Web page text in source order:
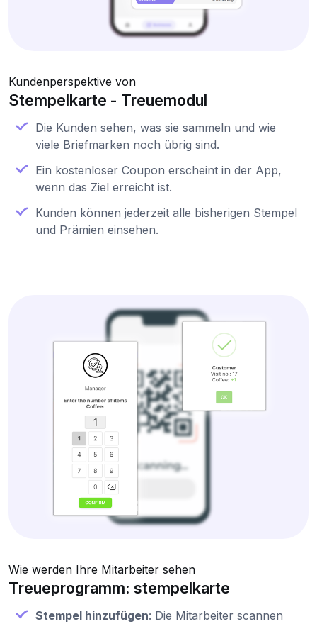
Kundenperspektive von
Stempelkarte - Treuemodul
Die Kunden sehen, was sie sammeln und wie
viele Briefmarken noch übrig sind.
Ein kostenloser Coupon erscheint in der App,
wenn das Ziel erreicht ist.
Kunden können jederzeit alle bisherigen Stempel
und Prämien einsehen.
Wie werden Ihre Mitarbeiter sehen
Treueprogramm: stempelkarte
Stempel hinzufügen: Die Mitarbeiter scannen